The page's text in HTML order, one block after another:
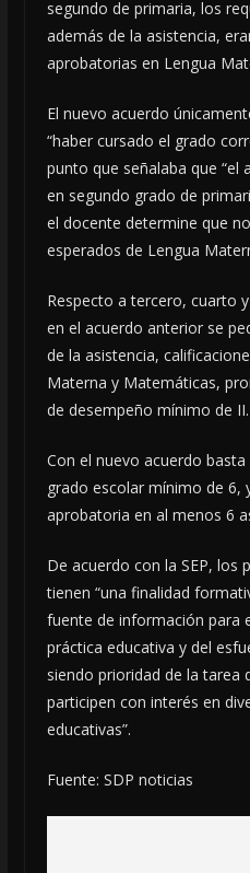
segundo de primaria, los
además de la asistencia,
aprobatorias en Lengua
El nuevo acuerdo
“haber cursado el grado
punto que señalaba que “el
en segundo grado de
el docente determine que
esperados de Lengua
Respecto a tercero, cuarto
en el acuerdo anterior se
de la asistencia,
Materna y Matemáticas,
de desempeño mínimo de II.
Con el nuevo acuerdo
grado escolar mínimo de 6,
aprobatoria en al menos 6
De acuerdo con la SEP, los
tienen “una finalidad
fuente de información para
práctica educativa y del
siendo prioridad de la tarea
participen con interés en
educativas”.
Fuente: SDP noticias